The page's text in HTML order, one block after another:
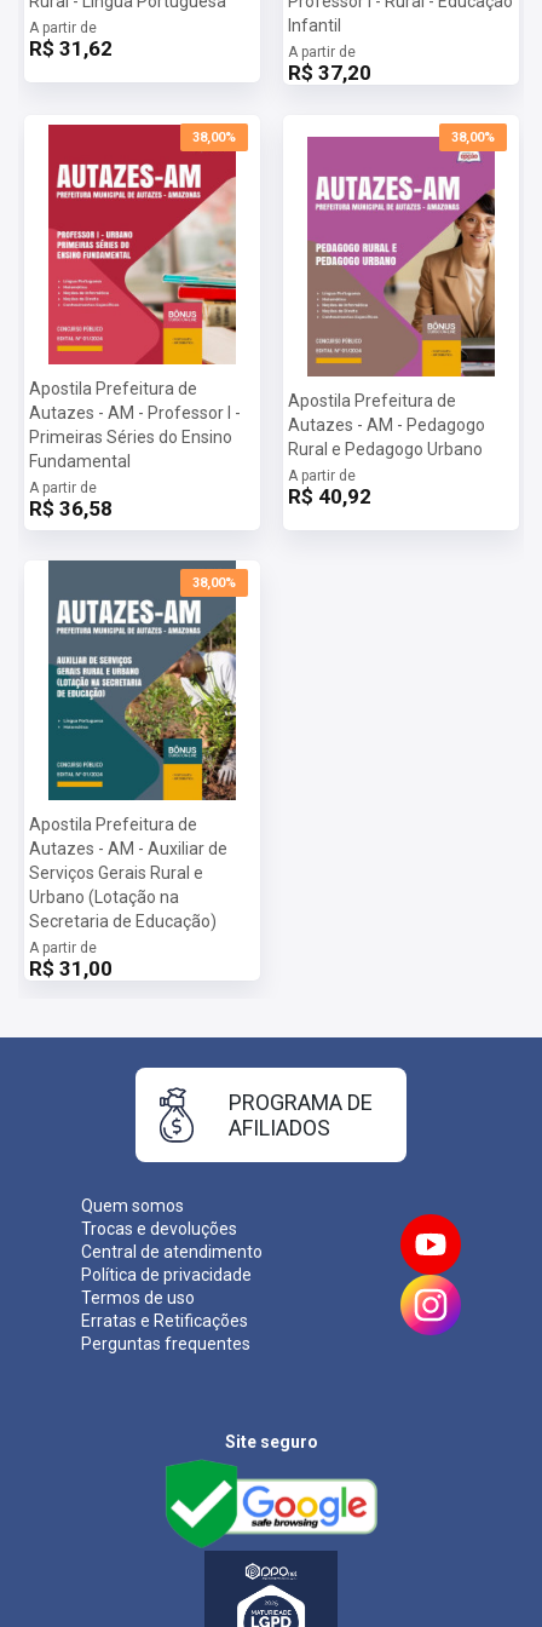
preparação completa e eficiente, proporcionando a você as
ferramentas necessárias para alcançar o seu objetivo.
Mais informações sobre o concurso Prefeitura de Autazes -
De 10/09/2024 a 30/09/2024
Salário:R$ 2.359,00
R$ 70,00
Provas:03/11/2024
Organizadora:CESPEC
A partir de
R$ 31,62
Infantil
A partir de
R$ 37,20
38,00%
Apostila Prefeitura de
Autazes - AM - Professor I -
Primeiras Séries do Ensino
Fundamental
A partir de
R$ 36,58
38,00%
Apostila Prefeitura de
Autazes - AM - Pedagogo
Rural e Pedagogo Urbano
A partir de
R$ 40,92
38,00%
Apostila Prefeitura de
Autazes - AM - Auxiliar de
Serviços Gerais Rural e
Urbano (Lotação na
Secretaria de Educação)
A partir de
R$ 31,00
Quem somos
Trocas e devoluções
Central de atendimento
Política de privacidade
Termos de uso
Erratas e Retificações
Perguntas frequentes
PROGRAMA DE
AFILIADOS
Site seguro